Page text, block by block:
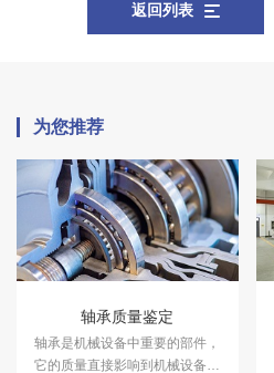
返回列表
为您推荐
轴承质量鉴定
轴承是机械设备中重要的部件，
它的质量直接影响到机械设备的